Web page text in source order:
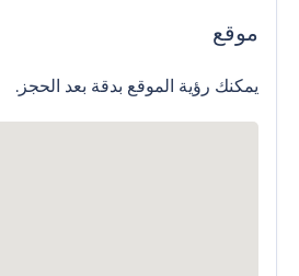
موقع
يمكنك رؤية الموقع بدقة بعد الحجز.